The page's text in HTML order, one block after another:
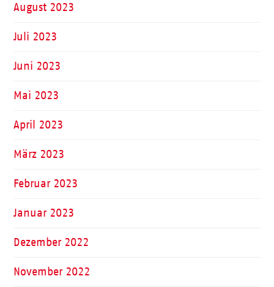
August 2023
Juli 2023
Juni 2023
Mai 2023
April 2023
März 2023
Februar 2023
Januar 2023
Dezember 2022
November 2022